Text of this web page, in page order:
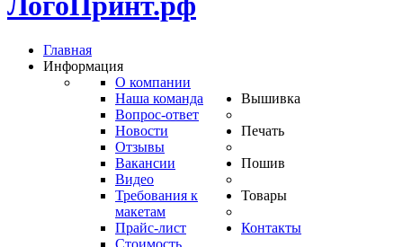
Главная
Информация
О компании
Наша команда
Вопрос-ответ
Новости
Отзывы
Вакансии
Видео
Требования к
макетам
Прайс-лист
Стоимость
Вышивка
Печать
Пошив
Товары
Контакты